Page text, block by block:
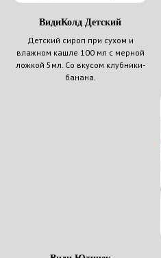
ВидиКолд Детский
Детский сироп при сухом и
влажном кашле 100 мл с мерной
ложкой 5мл. Со вкусом клубники-
банана.